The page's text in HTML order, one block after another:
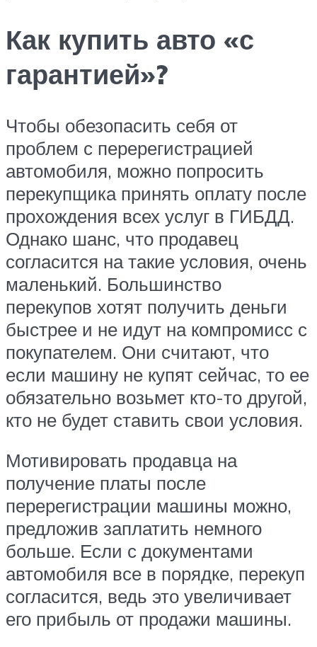
Как купить авто «с
гарантией»?
Чтобы обезопасить себя от
проблем с перерегистрацией
автомобиля, можно попросить
перекупщика принять оплату после
прохождения всех услуг в ГИБДД.
Однако шанс, что продавец
согласится на такие условия, очень
маленький. Большинство
перекупов хотят получить деньги
быстрее и не идут на компромисс с
покупателем. Они считают, что
если машину не купят сейчас, то ее
обязательно возьмет кто-то другой,
кто не будет ставить свои условия.
Мотивировать продавца на
получение платы после
перерегистрации машины можно,
предложив заплатить немного
больше. Если с документами
автомобиля все в порядке, перекуп
согласится, ведь это увеличивает
его прибыль от продажи машины.